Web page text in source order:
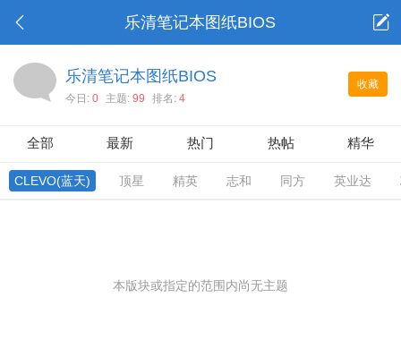
乐清笔记本图纸BIOS
收藏
乐清笔记本图纸BIOS
今日: 0 主题: 99 排名: 4
全部 最新 热门 热帖 精华
CLEVO(蓝天) 顶星 精英 志和 同方 英业达
本版块或指定的范围内尚无主题